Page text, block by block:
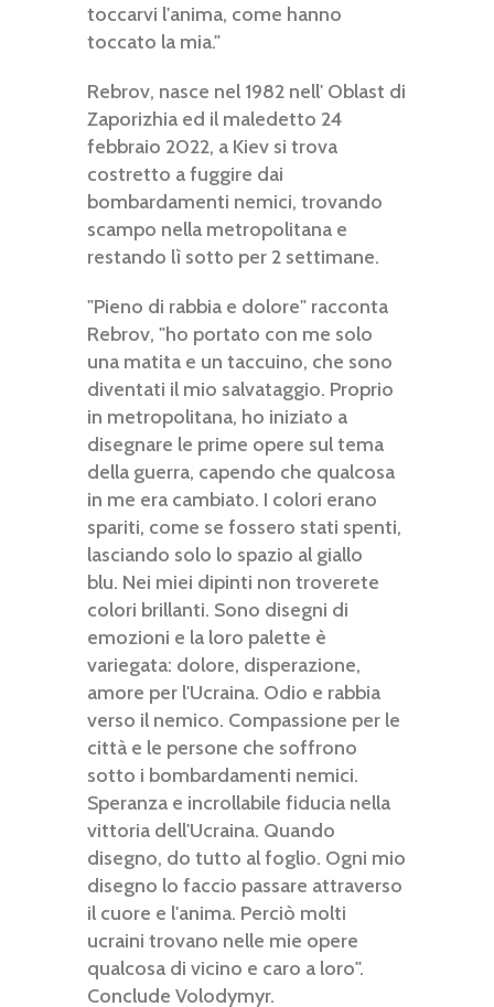
toccarvi l'anima, come hanno
toccato la mia."
Rebrov, nasce nel 1982 nell' Oblast di
Zaporizhia ed il maledetto 24
febbraio 2022, a Kiev si trova
costretto a fuggire dai
bombardamenti nemici, trovando
scampo nella metropolitana e
restando lì sotto per 2 settimane.
"Pieno di rabbia e dolore" racconta
Rebrov, "ho portato con me solo
una matita e un taccuino, che sono
diventati il mio salvataggio. Proprio
in metropolitana, ho iniziato a
disegnare le prime opere sul tema
della guerra, capendo che qualcosa
in me era cambiato. I colori erano
spariti, come se fossero stati spenti,
lasciando solo lo spazio al giallo
blu. Nei miei dipinti non troverete
colori brillanti. Sono disegni di
emozioni e la loro palette è
variegata: dolore, disperazione,
amore per l'Ucraina. Odio e rabbia
verso il nemico. Compassione per le
città e le persone che soffrono
sotto i bombardamenti nemici.
Speranza e incrollabile fiducia nella
vittoria dell'Ucraina. Quando
disegno, do tutto al foglio. Ogni mio
disegno lo faccio passare attraverso
il cuore e l'anima. Perciò molti
ucraini trovano nelle mie opere
qualcosa di vicino e caro a loro".
Conclude Volodymyr.